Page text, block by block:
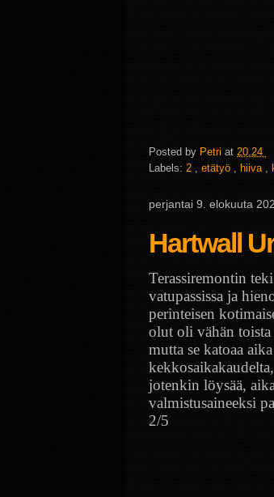
Posted by Petri at 20.24
Labels: 2 etätyö hiiva
perjantai 9. elokuuta
Hartwall
Terassiremontin
vatupassissa ja
perinteisen
olut oli vähän toista
mutta se katoaa
jotenkin löysää,
valmistusaineeksi
2/5